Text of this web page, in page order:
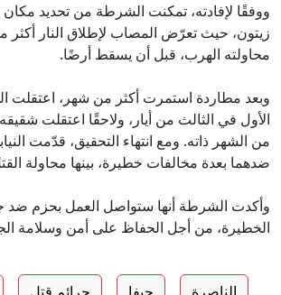
ووفقًا لإفادته، تمكنت الشرطة من تحديد
زيتون، حيث تعرّض المصاب لإطلاق النار أكثر
محاولته الهرب، قبل أن يسقط أرضًا.
وبعد مطاردة استمرت أكثر من شهر، اعتقلت
الأول في الثالث من أيار، ولاحقًا اعتقلت
من الشهر ذاته. ومع انتهاء التحقيق، قدّمت
ضدهما بعدة مخالفات خطيرة، بينها محاولة
وأكدت الشرطة أنها ستواصل العمل بحزم ضد
الخطيرة، من أجل الحفاظ على أمن وسلامة